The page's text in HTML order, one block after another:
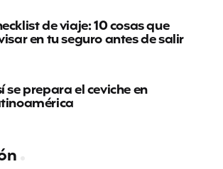
de viaje: 10 cosas que
en tu seguro antes de salir
se prepara el ceviche en